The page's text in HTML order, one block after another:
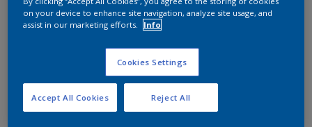
Kulör: Add Simplicity Havsnära
on your device to enhance site navigation, analyze site usage, and
assist in our marketing efforts.
Info
Cookies Settings
Reject All
Accept All Cookies